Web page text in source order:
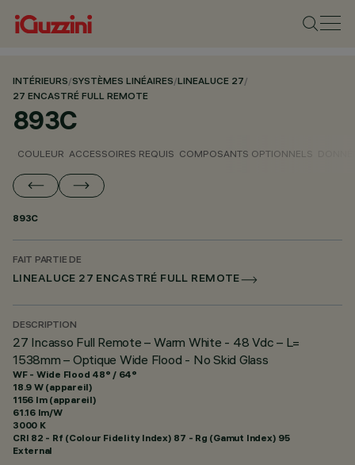
INTÉRIEURS/SYSTÈMES LINÉAIRES/LINEALUCE 27/
27 ENCASTRÉ FULL REMOTE
893C
COULEUR ACCESSOIRES REQUIS COMPOSANTS OPTIONNELS
893C
FAIT PARTIE DE
LINEALUCE 27 ENCASTRÉ FULL REMOTE
DESCRIPTION
27 Incasso Full Remote – Warm White - 48 Vdc – L=
1538mm – Optique Wide Flood - No Skid Glass
WF - Wide Flood 48° / 64°
18.9 W (appareil)
1156 lm (appareil)
61.16 lm/W
3000 K
CRI 82 - Rf (Colour Fidelity Index) 87 - Rg (Gamut Index) 95
External